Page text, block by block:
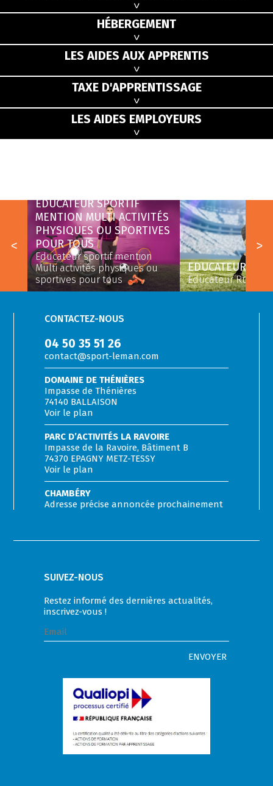
HÉBERGEMENT
LES AIDES AUX APPRENTIS
TAXE D'APPRENTISSAGE
LES AIDES EMPLOYEURS
EDUCATEUR SPORTIF
MENTION MULTI ACTIVITÉS
PHYSIQUES OU SPORTIVES
POUR TOUS
Educateur sportif mention
Multi activités physiques ou
sportives pour tous
EDUCATEUR
Educateur Rugby à
CONTACTEZ-NOUS
04 50 35 51 26
contact@sport-leman.com
DOMAINE DE THÉNIÈRES
Impasse de Thénières
74140 BALLAISON
Voir le plan
PARC D’ACTIVITÉS LA RAVOIRE
Impasse de la Ravoire, Bâtiment B
74370 EPAGNY METZ-TESSY
Voir le plan
CHAMBÉRY
Adresse précise annoncée prochainement
SUIVEZ-NOUS
Restez informé des dernières actualités,
inscrivez-vous !